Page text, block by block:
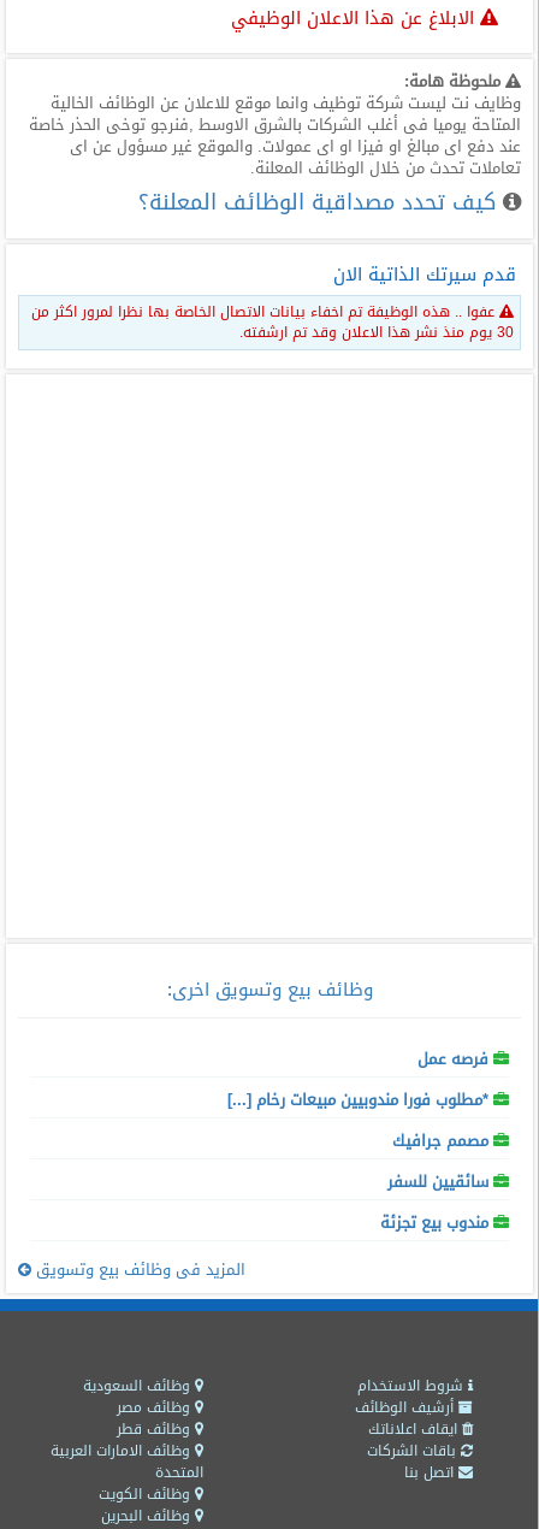
الابلاغ عن هذا الاعلان الوظيفي
ملحوظة هامة:
وظايف نت ليست شركة توظيف وانما موقع للاعلان عن الوظائف الخالية
المتاحة يوميا فى أغلب الشركات بالشرق الاوسط ,فنرجو توخى الحذر خاصة
عند دفع اى مبالغ او فيزا او اى عمولات. والموقع غير مسؤول عن اى
تعاملات تحدث من خلال الوظائف المعلنة.
كيف تحدد مصداقية الوظائف المعلنة؟
قدم سيرتك الذاتية الان
عفوا .. هذه الوظيفة تم اخفاء بيانات الاتصال الخاصة بها نظرا لمرور اكثر من
30 يوم منذ نشر هذا الاعلان وقد تم ارشفته.
وظائف بيع وتسويق اخرى:
فرصه عمل
*مطلوب فورا مندوبيين مبيعات رخام [...]
مصمم جرافيك
سائقيين للسفر
مندوب بيع تجزئة
المزيد فى وظائف بيع وتسويق
وظائف السعودية
وظائف مصر
وظائف قطر
وظائف الامارات العربية
المتحدة
وظائف الكويت
وظائف البحرين
شروط الاستخدام
أرشيف الوظائف
ايقاف اعلاناتك
باقات الشركات
اتصل بنا